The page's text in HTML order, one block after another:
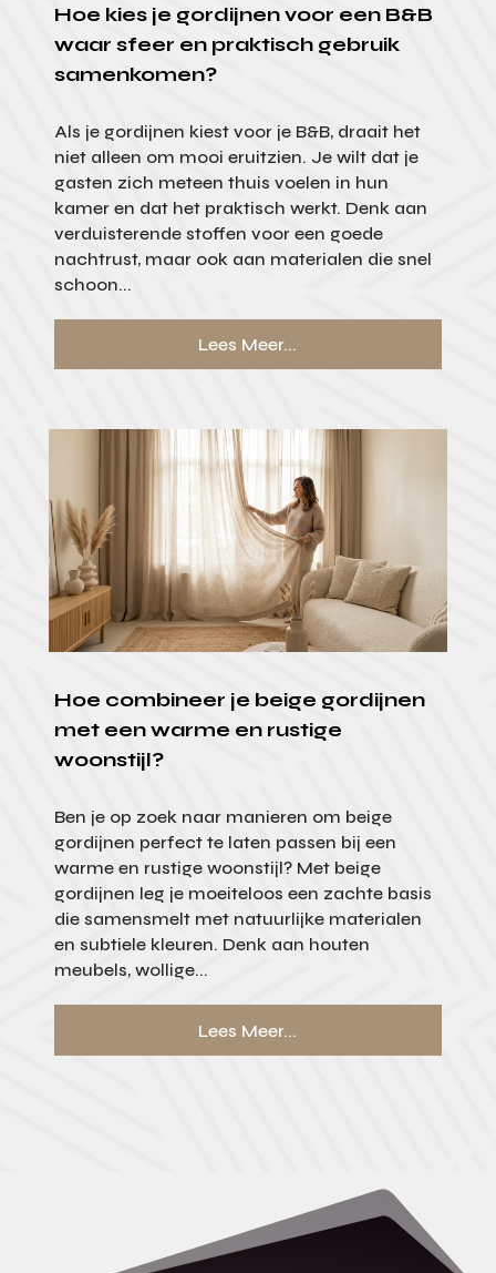
Hoe kies je gordijnen voor een B&B
waar sfeer en praktisch gebruik
samenkomen?
Als je gordijnen kiest voor je B&B, draait het
niet alleen om mooi eruitzien. Je wilt dat je
gasten zich meteen thuis voelen in hun
kamer en dat het praktisch werkt. Denk aan
verduisterende stoffen voor een goede
nachtrust, maar ook aan materialen die snel
schoon...
Lees Meer...
Hoe combineer je beige gordijnen
met een warme en rustige
woonstijl?
Ben je op zoek naar manieren om beige
gordijnen perfect te laten passen bij een
warme en rustige woonstijl? Met beige
gordijnen leg je moeiteloos een zachte basis
die samensmelt met natuurlijke materialen
en subtiele kleuren. Denk aan houten
meubels, wollige...
Lees Meer...